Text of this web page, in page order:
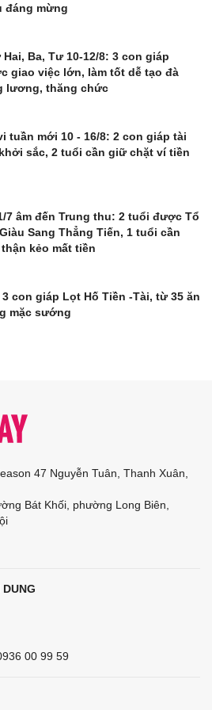
đáng mừng
Hai, Ba, Tư 10-12/8: 3 con giáp
giao việc lớn, làm tốt dễ tạo đà
lương, thăng chức
tuần mới 10 - 16/8: 2 con giáp tài
sắc, 2 tuổi cần giữ chặt ví tiền
7 âm đến Trung thu: 2 tuổi được Tổ
Sang Thẳng Tiến, 1 tuổi cần
kẻo mất tiền
3 con giáp Lọt Hố Tiền -Tài, từ 35 ăn
mặc sướng
47 Nguyễn Tuân, Thanh Xuân,
Bát Khối, phường Long Biên,
00 99 59